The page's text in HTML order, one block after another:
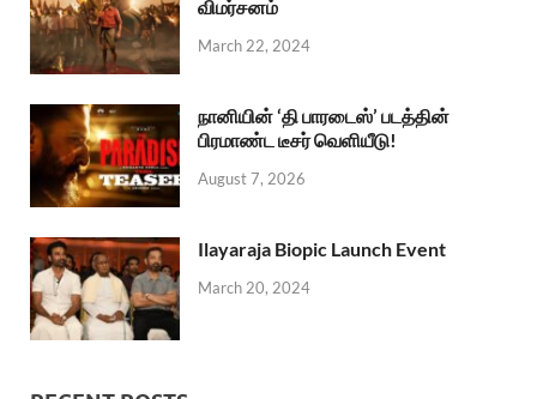
விமர்சனம்
March 22, 2024
நானியின் ‘தி பாரடைஸ்’ படத்தின்
பிரமாண்ட டீசர் வெளியீடு!
August 7, 2026
Ilayaraja Biopic Launch Event
March 20, 2024